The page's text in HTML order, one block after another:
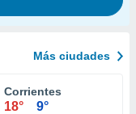
Más ciudades
Corrientes
18° 9°